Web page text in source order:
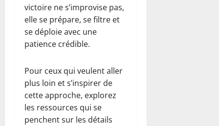
victoire ne s’improvise pas,
elle se prépare, se filtre et
se déploie avec une
patience crédible.
Pour ceux qui veulent aller
plus loin et s’inspirer de
cette approche, explorez
les ressources qui se
penchent sur les détails